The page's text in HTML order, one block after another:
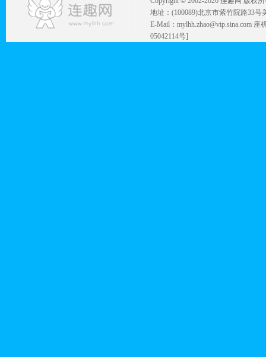
地址：(100089)北京市紫竹院路33号
E-Mail：mylhh.zhao@vip.sina.com
05042114号]